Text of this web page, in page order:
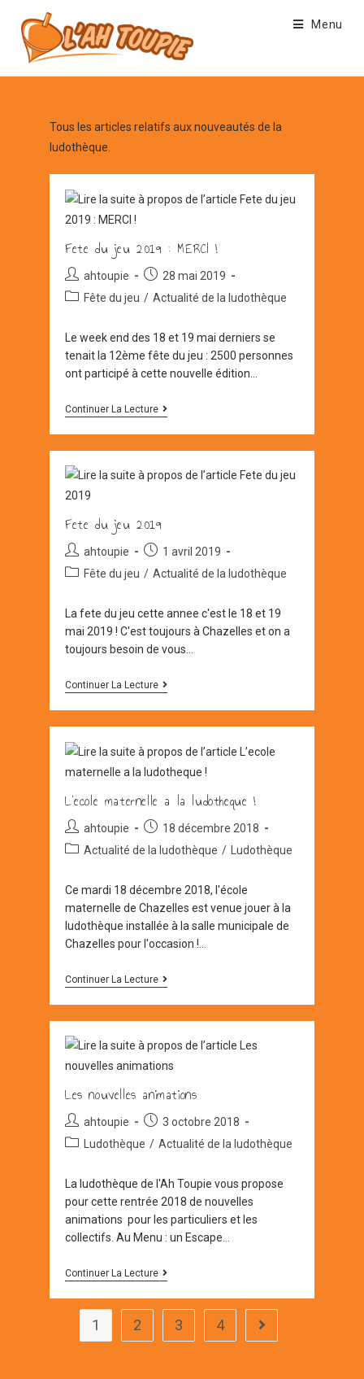
content
Menu
Tous les articles relatifs aux nouveautés de la
ludothèque.
Fete du jeu 2019 : MERCI !
Auteur/autrice
de
ahtoupie
Post
published:
28 mai 2019
PostFête du jeu / Actualité de la ludothèque
Le week end des 18 et 19 mai derniers se
tenait la 12ème fête du jeu : 2500 personnes
ont participé à cette nouvelle édition…
Continuer La LectureFete
Jeu
2019
MERCI
Fete du jeu 2019
Auteur/autrice
de
ahtoupie
Post
published:
1 avril 2019
PostFête du jeu / Actualité de la ludothèque
La fete du jeu cette annee c'est le 18 et 19
mai 2019 ! C'est toujours à Chazelles et on a
toujours besoin de vous…
Continuer La LectureFete
Jeu
2019
L’ecole maternelle a la ludotheque !
Auteur/autrice
de
ahtoupie
Post
published:
18 décembre 2018
PostActualité de la ludothèque / Ludothèque
Ce mardi 18 décembre 2018, l'école
maternelle de Chazelles est venue jouer à la
ludothèque installée à la salle municipale de
Chazelles pour l'occasion !…
Continuer La LectureL’ecole
A
La
!
Les nouvelles animations
Auteur/autrice
de
ahtoupie
Post
published:
3 octobre 2018
PostLudothèque / Actualité de la ludothèque
La ludothèque de l'Ah Toupie vous propose
pour cette rentrée 2018 de nouvelles
animations pour les particuliers et les
collectifs. Au Menu : un Escape…
Continuer La LectureLes
Animations
1 2 3 4 Aller à la page